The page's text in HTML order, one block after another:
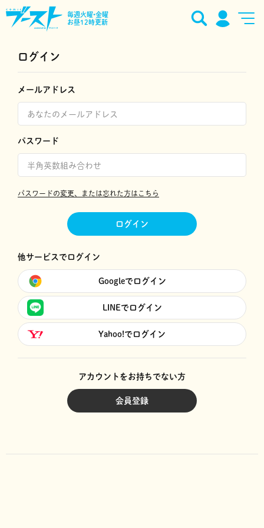
毎週火曜•金曜
お昼12時更新
ログイン
メールアドレス
パスワード
パスワードの変更、または忘れた方はこちら
ログイン
他サービスでログイン
Googleでログイン
LINEでログイン
Yahoo!でログイン
アカウントをお持ちでない方
会員登録